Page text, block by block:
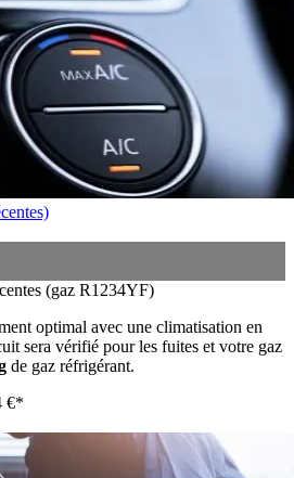
(gaz R1234YF)
optimal avec une climatisation en
sera vérifié pour les fuites et votre gaz
de gaz réfrigérant.
€*